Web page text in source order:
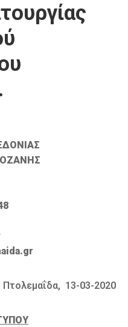
Πτολεμαΐδα, 13-03-2020